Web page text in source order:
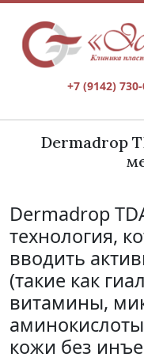
+7 (9142)
Dermadrop
Dermadrop
технология,
вводить
(такие как
витамины,
кожи без